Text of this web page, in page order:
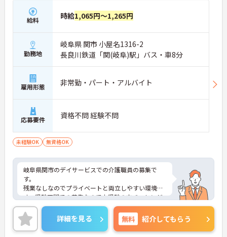
給料 時給1,065円～1,265円
勤務地
岐阜県 関市 小屋名1316-2
長良川鉄道「関(岐阜)駅」バス・車8分
雇用形態 非常勤・パート・アルバイト
応募要件 資格不問 経験不問
未経験OK 無資格OK
岐阜県関市のデイサービスでの介護職員の募集で
す。
残業なしなのでプライベートと両立しやすい環境で
す。経験不問での募集なので未経験の方チャレンジ
OK！
ご興味のある方は、面接のポイントをお伝えします
のでお気軽にお問い合せください。
詳細を見る 無料 紹介してもらう